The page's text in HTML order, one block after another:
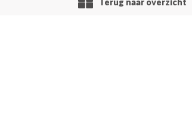
Terug naar overzicht